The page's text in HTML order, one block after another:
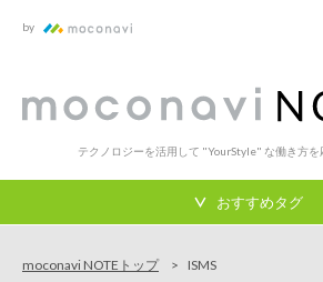
テクノロジーを活用して "YourStyle" な働き方
by
おすすめタグ
moconavi NOTEトップ ISMS